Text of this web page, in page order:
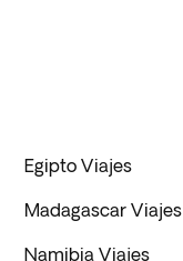
Egipto Viajes
Madagascar Viajes
Namibia Viajes